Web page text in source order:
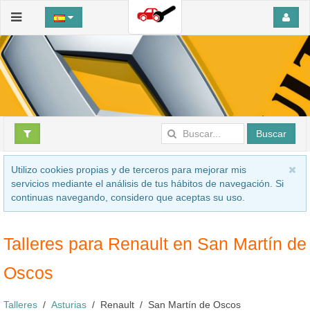
Buscar
Utilizo cookies propias y de terceros para mejorar mis
servicios mediante el análisis de tus hábitos de navegación. Si
continuas navegando, considero que aceptas su uso.
Talleres para Renault en San Martín de
Oscos
Talleres Asturias Renault San Martín de Oscos